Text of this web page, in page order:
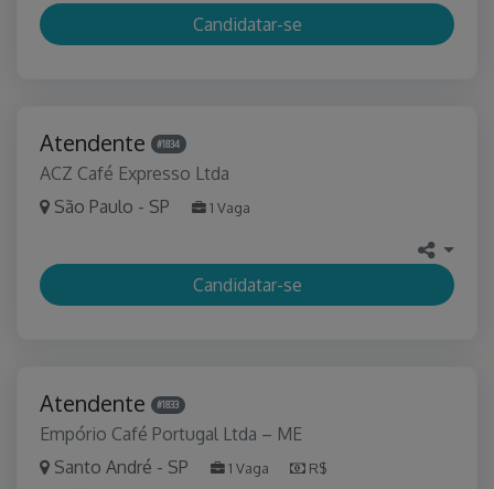
Candidatar-se
Atendente #1834
ACZ Café Expresso Ltda
São Paulo - SP
1 Vaga
Candidatar-se
Atendente #1833
Empório Café Portugal Ltda – ME
Santo André - SP
1 Vaga
R$